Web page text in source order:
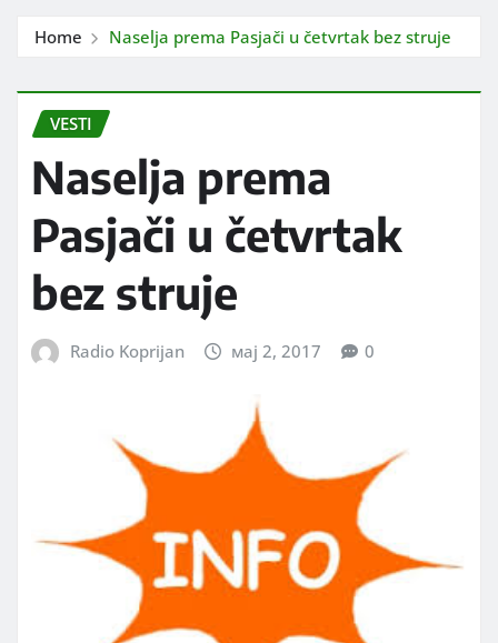
Home Naselja prema Pasjači u četvrtak bez struje
VESTI
Naselja prema
Pasjači u četvrtak
bez struje
Radio Koprijan мај 2, 2017 0